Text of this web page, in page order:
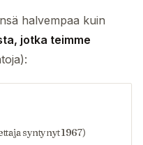
halvempaa kuin
jotka teimme
syntynyt 1967)